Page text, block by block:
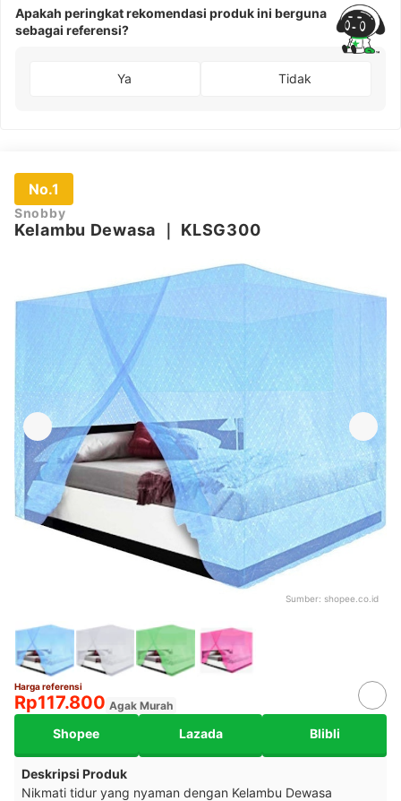
Apakah peringkat rekomendasi produk ini berguna
sebagai referensi?
Ya Tidak
No.1
Snobby
Kelambu Dewasa KLSG300
Sumber: shopee.co.id
Harga referensi
Rp117.800 Agak Murah
Shopee Lazada Blibli
Deskripsi Produk
Nikmati tidur yang nyaman dengan Kelambu Dewasa